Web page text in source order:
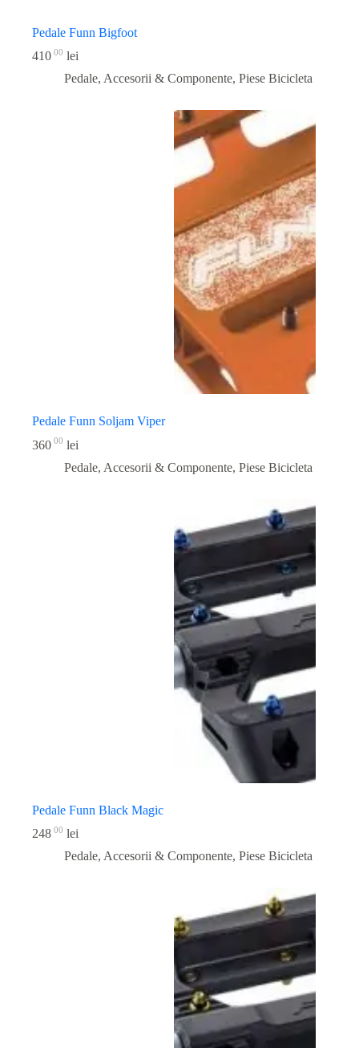
Pedale Funn Bigfoot
410 00 lei
Pedale, Accesorii & Componente, Piese Bicicleta
Pedale Funn Soljam Viper
360 00 lei
Pedale, Accesorii & Componente, Piese Bicicleta
Pedale Funn Black Magic
248 00 lei
Pedale, Accesorii & Componente, Piese Bicicleta